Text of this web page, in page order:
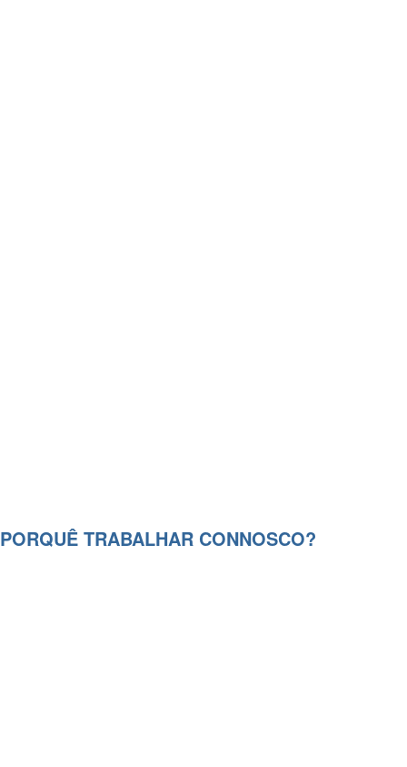
PORQUÊ TRABALHAR CONNOSCO?